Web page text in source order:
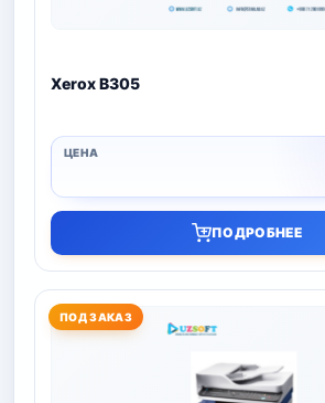
Xerox B305
ПОДРОБНЕЕ
ПОД ЗАКАЗ